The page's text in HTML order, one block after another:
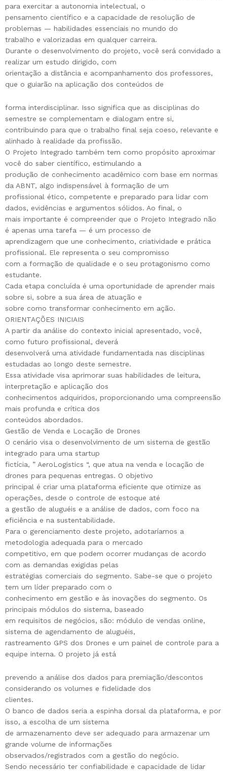
para exercitar a autonomia intelectual, o
pensamento científico e a capacidade de resolução de
problemas — habilidades essenciais no mundo do
trabalho e valorizadas em qualquer carreira.
Durante o desenvolvimento do projeto, você será convidado a
realizar um estudo dirigido, com
orientação a distância e acompanhamento dos professores,
que o guiarão na aplicação dos conteúdos de
forma interdisciplinar. Isso significa que as disciplinas do
semestre se complementam e dialogam entre si,
contribuindo para que o trabalho final seja coeso, relevante e
alinhado à realidade da profissão.
O Projeto Integrado também tem como propósito aproximar
você do saber científico, estimulando a
produção de conhecimento acadêmico com base em normas
da ABNT, algo indispensável à formação de um
profissional ético, competente e preparado para lidar com
dados, evidências e argumentos sólidos. Ao final, o
mais importante é compreender que o Projeto Integrado não
é apenas uma tarefa — é um processo de
aprendizagem que une conhecimento, criatividade e prática
profissional. Ele representa o seu compromisso
com a formação de qualidade e o seu protagonismo como
estudante.
Cada etapa concluída é uma oportunidade de aprender mais
sobre si, sobre a sua área de atuação e
sobre como transformar conhecimento em ação.
ORIENTAÇÕES INICIAIS
A partir da análise do contexto inicial apresentado, você,
como futuro profissional, deverá
desenvolverá uma atividade fundamentada nas disciplinas
estudadas ao longo deste semestre.
Essa atividade visa aprimorar suas habilidades de leitura,
interpretação e aplicação dos
conhecimentos adquiridos, proporcionando uma compreensão
mais profunda e crítica dos
conteúdos abordados.
Gestão de Venda e Locação de Drones
O cenário visa o desenvolvimento de um sistema de gestão
integrado para uma startup
fictícia, ” AeroLogistics “, que atua na venda e locação de
drones para pequenas entregas. O objetivo
principal é criar uma plataforma eficiente que otimize as
operações, desde o controle de estoque até
a gestão de aluguéis e a análise de dados, com foco na
eficiência e na sustentabilidade.
Para o gerenciamento deste projeto, adotaríamos a
metodologia adequada para o mercado
competitivo, em que podem ocorrer mudanças de acordo
com as demandas exigidas pelas
estratégias comerciais do segmento. Sabe-se que o projeto
tem um líder preparado com o
conhecimento em gestão e às inovações do segmento. Os
principais módulos do sistema, baseado
em requisitos de negócios, são: módulo de vendas online,
sistema de agendamento de aluguéis,
rastreamento GPS dos Drones e um painel de controle para a
equipe interna. O projeto já está
prevendo a análise dos dados para premiação/descontos
considerando os volumes e fidelidade dos
clientes.
O banco de dados seria a espinha dorsal da plataforma, e por
isso, a escolha de um sistema
de armazenamento deve ser adequado para armazenar um
grande volume de informações
observados/registrados com a gestão do negócio.
Sendo necessário ter confiabilidade e capacidade de lidar